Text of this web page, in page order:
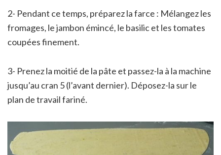
2- Pendant ce temps, préparez la farce : Mélangez les
fromages, le jambon émincé, le basilic et les tomates
coupées finement.
3- Prenez la moitié de la pâte et passez-la à la machine
jusqu’au cran 5 (l’avant dernier). Déposez-la sur le
plan de travail fariné.